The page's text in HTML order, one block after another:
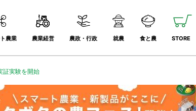
農業 農業経営 農政・行政 就農 食と農 STORE
証実験を開始